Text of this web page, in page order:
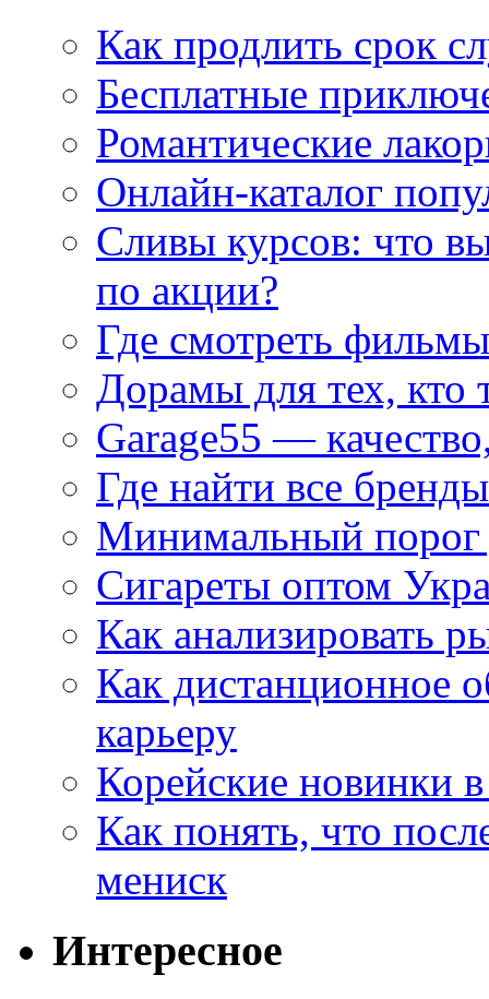
Как продлить срок
Бесплатные
Романтические
Онлайн-каталог
Сливы курсов: что
по акции?
Где смотреть
Дорамы для тех, кто
Garage55 —
Где найти все
Минимальный порог
Сигареты оптом
Как анализировать
Как дистанционное
карьеру
Корейские новинки
Как понять, что
мениск
Интересное